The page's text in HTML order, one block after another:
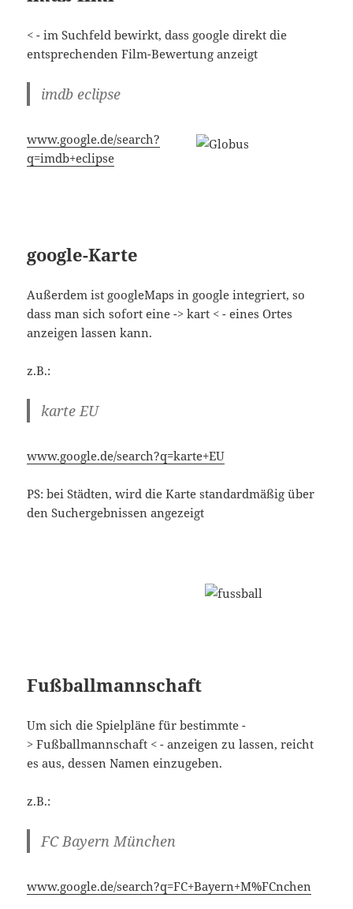
< - im Suchfeld bewirkt, dass google direkt die
entsprechenden Film-Bewertung anzeigt
imdb eclipse
www.google.de/search?
q=imdb+eclipse
google-Karte
Außerdem ist googleMaps in google integriert, so
dass man sich sofort eine -> kart < - eines Ortes
anzeigen lassen kann.
z.B.:
karte EU
www.google.de/search?q=karte+EU
PS: bei Städten, wird die Karte standardmäßig über
den Suchergebnissen angezeigt
Fußballmannschaft
Um sich die Spielpläne für bestimmte -
> Fußballmannschaft < - anzeigen zu lassen, reicht
es aus, dessen Namen einzugeben.
z.B.:
FC Bayern München
www.google.de/search?q=FC+Bayern+M%FCnchen